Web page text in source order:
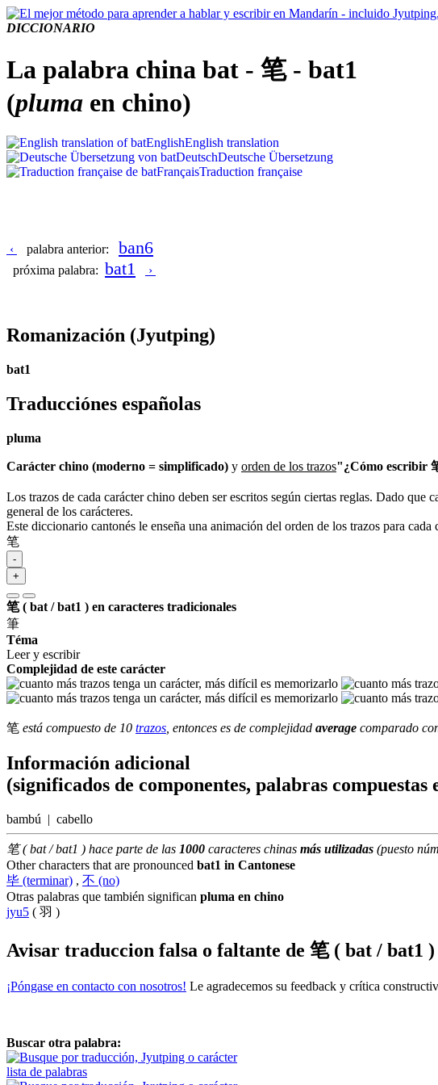
DICCIONARIO
La palabra china bat - 笔 - bat1
(pluma en chino)
EnglishEnglish translation
DeutschDeutsche Übersetzung
FrançaisTraduction française
‹ palabra anterior: ban6
próxima palabra: bat1 ›
Romanización (Jyutping)
bat1
Traducciónes españolas
pluma
Carácter chino (moderno = simplificado) y orden de los trazos"¿Cómo escribir
Los trazos de cada carácter chino deben ser escritos según ciertas reglas. Dado
general de los carácteres.
Este diccionario cantonés le enseña una animación del orden de los trazos para
笔
-
+
笔 ( bat / bat1 ) en caracteres tradicionales
筆
Téma
Leer y escribir
Complejidad de este carácter
笔 está compuesto de 10 trazos , entonces es de complejidad average comparado
Información adicional
(significados de componentes, palabras compuestas
bambú | cabello
笔 ( bat / bat1 ) hace parte de las 1000 caracteres chinas más utilizadas (puesto
Other characters that are pronounced bat1 in Cantonese
毕 (terminar) , 不 (no)
Otras palabras que también significan pluma en chino
jyu5 ( 羽 )
Avisar traduccion falsa o faltante de 笔 ( bat / bat1 )
¡Póngase en contacto con nosotros! Le agradecemos su feedback y crítica
Buscar otra palabra:
lista de palabras